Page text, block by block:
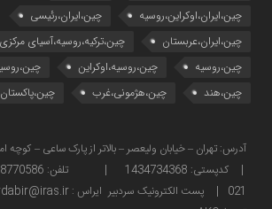
چین،ایران،اوکراین،روسیه
چین،ایران،رئیسی
چین،ایران،عربستان
چین،ترکیه،روسیه،آسیای مرکزی
چین،روسیه
چین،روسیه،اوکراین
چین،هند
چین،هژمونی،غرب
021 | پست الکترونیک سردبیر ایراس : sardabir@iras.ir |